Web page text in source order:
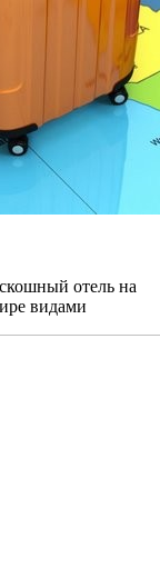
отель на
видами